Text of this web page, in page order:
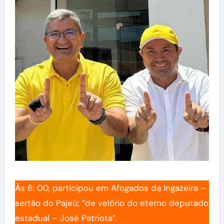
Às 6: 00, participou em Afogados da Ingazeira –
sertão do Pajeú; “de velório do eterno deputado
estadual – José Patriota”.